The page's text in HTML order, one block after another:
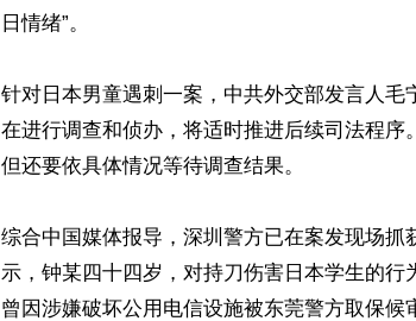
日情绪”。
针对日本男童遇刺一案，中共外交部发言人
在进行调查和侦办，将适时推进后续司法程序
但还要依具体情况等待调查结果。
综合中国媒体报导，深圳警方已在案发现场
示，钟某四十四岁，对持刀伤害日本学生的
曾因涉嫌破坏公用电信设施被东莞警方取保